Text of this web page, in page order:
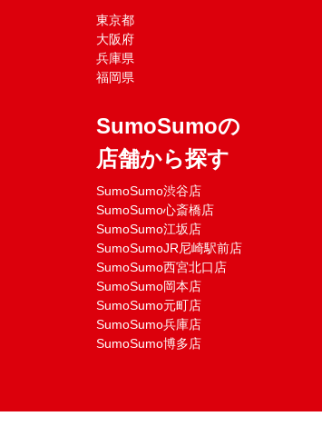
東京都
大阪府
兵庫県
福岡県
SumoSumoの
店舗から探す
SumoSumo渋谷店
SumoSumo心斎橋店
SumoSumo江坂店
SumoSumoJR尼崎駅前店
SumoSumo西宮北口店
SumoSumo岡本店
SumoSumo元町店
SumoSumo兵庫店
SumoSumo博多店